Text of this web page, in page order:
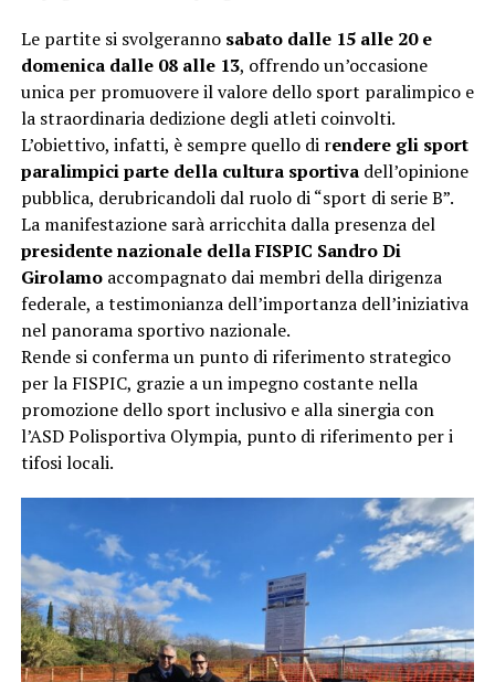
Le partite si svolgerannosabato dalle 15 alle 20 e
domenica dalle 08 alle 13, offrendo un’occasione
unica per promuovere il valore dello sport paralimpico e
la straordinaria dedizione degli atleti coinvolti.
L’obiettivo, infatti, è sempre quello di rendere gli sport
paralimpici parte della cultura sportivadell’opinione
pubblica, derubricandoli dal ruolo di “sport di serie B”.
La manifestazione sarà arricchita dalla presenza del
presidente nazionale della FISPIC Sandro Di
Girolamoaccompagnato dai membri della dirigenza
federale, a testimonianza dell’importanza dell’iniziativa
nel panorama sportivo nazionale.
Rende si conferma un punto di riferimento strategico
per la FISPIC, grazie a un impegno costante nella
promozione dello sport inclusivo e alla sinergia con
l’ASD Polisportiva Olympia, punto di riferimento per i
tifosi locali.